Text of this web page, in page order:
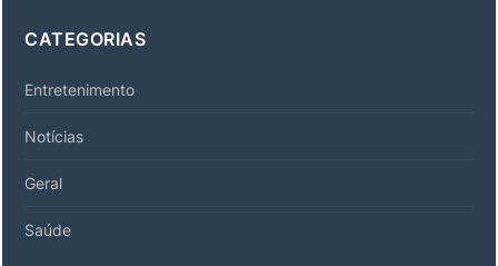
CATEGORIAS
Entretenimento
Notícias
Geral
Saúde